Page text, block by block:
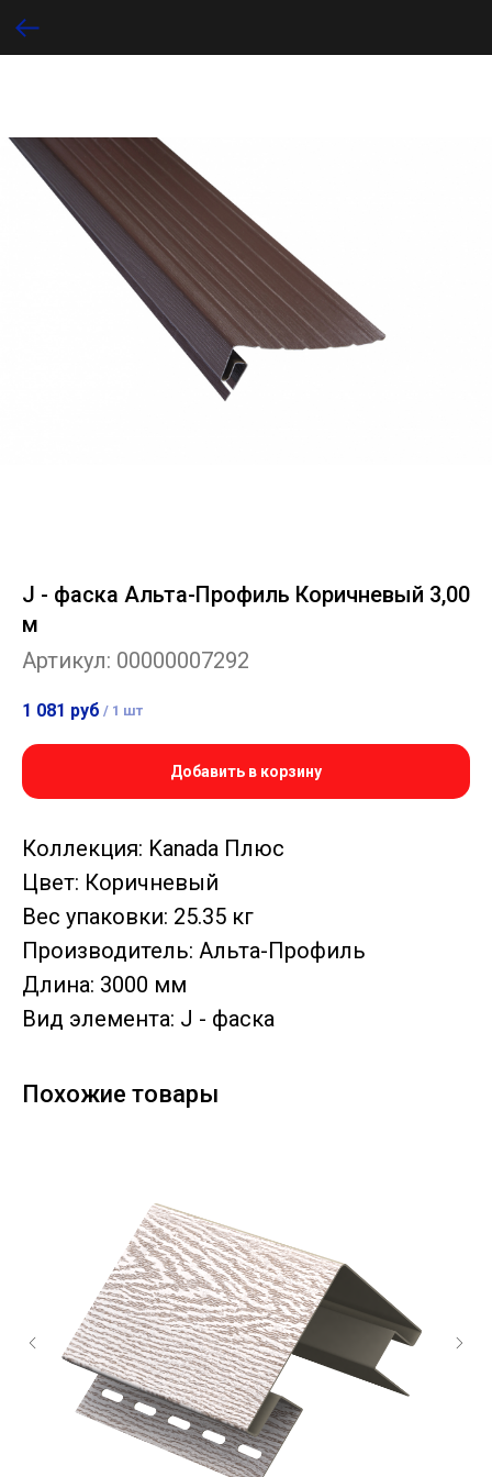
J - фаска Альта-Профиль Коричневый 3,00
м
Артикул: 00000007292
1 081 руб / 1 шт
Добавить в корзину
Коллекция: Kanada Плюс
Цвет: Коричневый
Вес упаковки: 25.35 кг
Производитель: Альта-Профиль
Длина: 3000 мм
Вид элемента: J - фаска
Похожие товары